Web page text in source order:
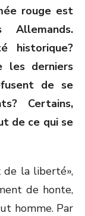
rouge est
historique?
les derniers
de se
Certains,
de ce qui se
de la liberté»,
de honte,
homme. Par